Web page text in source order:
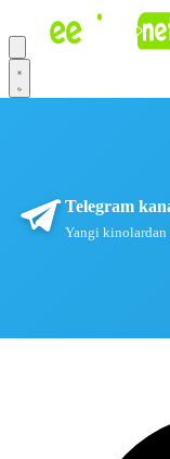
Telegram
Yangi